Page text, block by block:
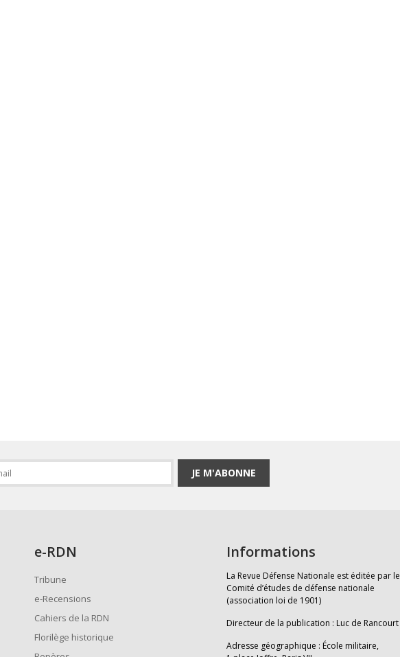
JE M'ABONNE
e-RDN
Tribune
e-Recensions
Cahiers de la RDN
Florilège historique
Informations
La Revue Défense Nationale est éditée par le
Comité d’études de défense nationale
(association loi de 1901)
Directeur de la publication : Luc de Rancourt
Adresse géographique : École militaire,